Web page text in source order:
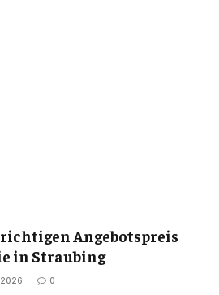
richtigen Angebotspreis
in Straubing
0